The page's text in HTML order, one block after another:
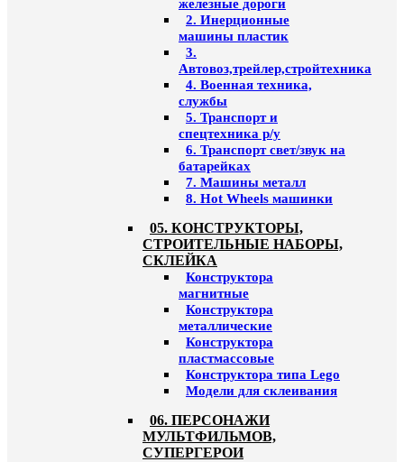
железные дороги
2. Инерционные
машины пластик
3.
Автовоз,трейлер,стройтехника
4. Военная техника,
службы
5. Транспорт и
спецтехника р/у
6. Транспорт свет/звук на
батарейках
7. Машины металл
8. Hot Wheels машинки
05. КОНСТРУКТОРЫ,
СТРОИТЕЛЬНЫЕ НАБОРЫ,
СКЛЕЙКА
Конструктора
магнитные
Конструктора
металлические
Конструктора
пластмассовые
Конструктора типа Lego
Модели для склеивания
06. ПЕРСОНАЖИ
МУЛЬТФИЛЬМОВ,
СУПЕРГЕРОИ